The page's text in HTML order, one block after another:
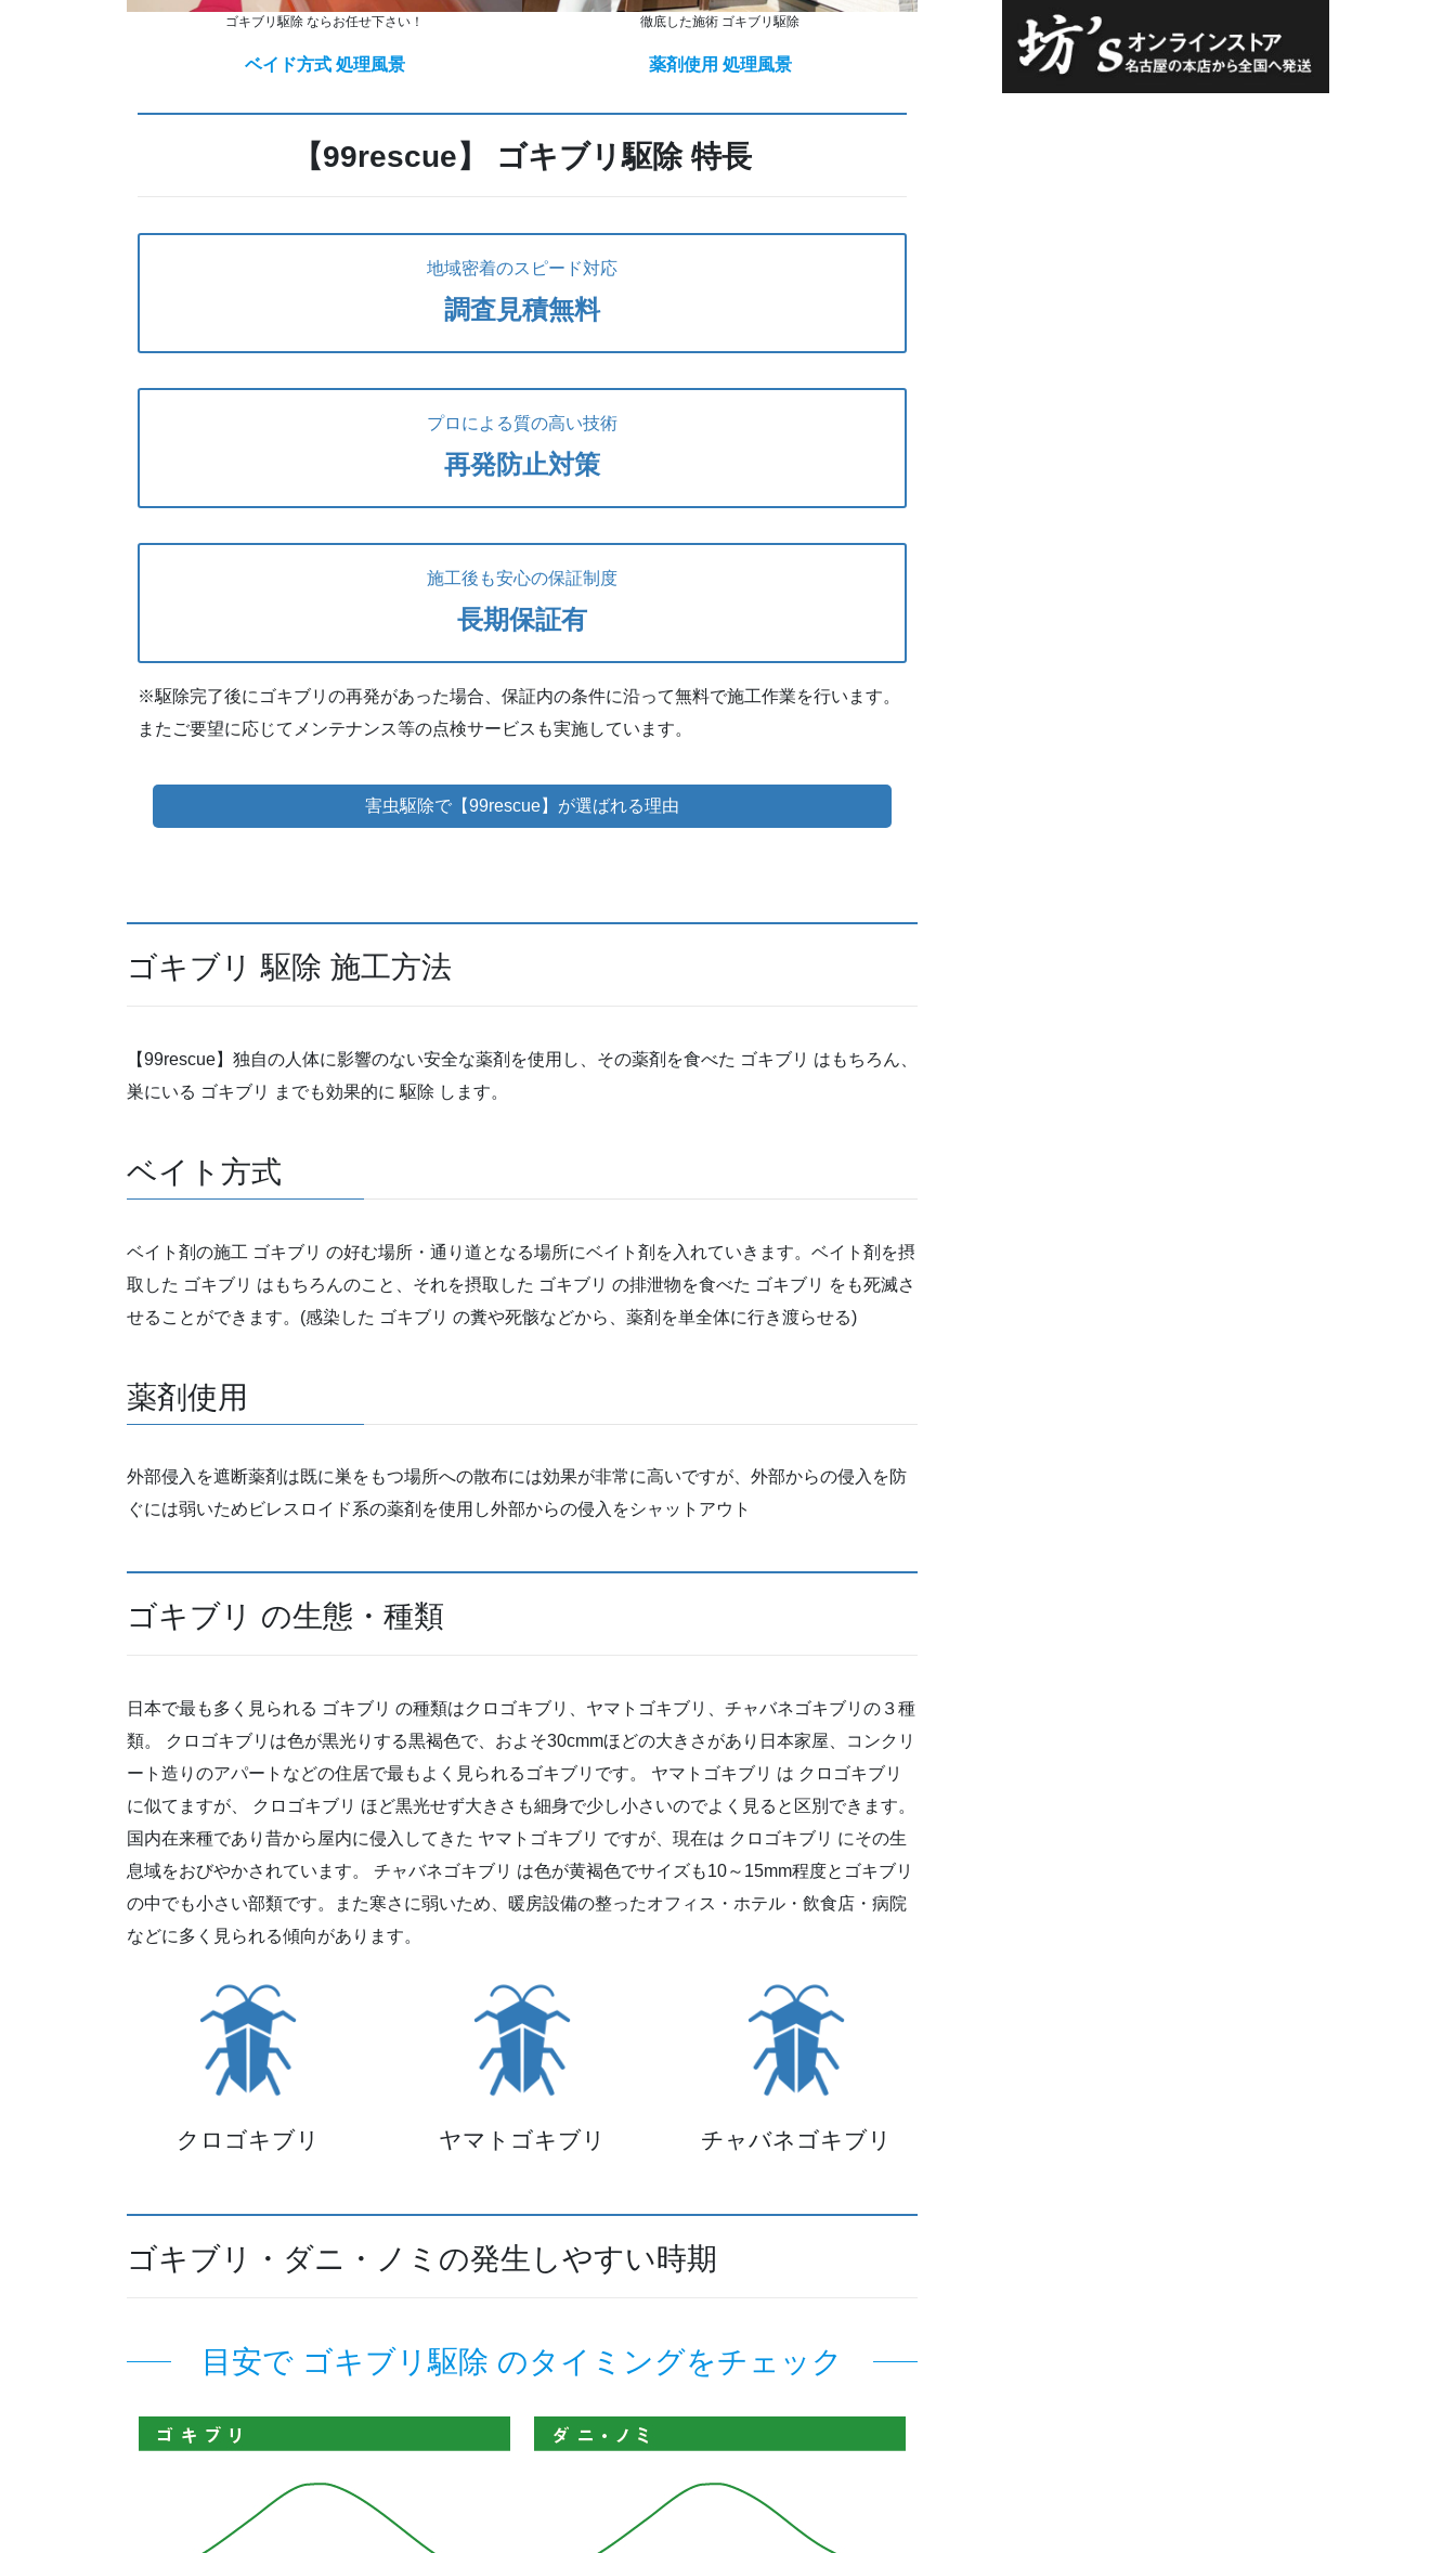
ゴキブリ駆除 ならお任せ下さい！
ベイド方式 処理風景
徹底した施術 ゴキブリ駆除
薬剤使用 処理風景
【99rescue】 ゴキブリ駆除 特長
地域密着のスピード対応
調査見積無料
プロによる質の高い技術
再発防止対策
施工後も安心の保証制度
長期保証有
※駆除完了後にゴキブリの再発があった場合、保証内の条件に沿って無料で施工作業を行います。
またご要望に応じてメンテナンス等の点検サービスも実施しています。
害虫駆除で【99rescue】が選ばれる理由
ゴキブリ 駆除 施工方法
【99rescue】独自の人体に影響のない安全な薬剤を使用し、その薬剤を食べた ゴキブリ はもちろん、
巣にいる ゴキブリ までも効果的に 駆除 します。
ベイト方式
ベイト剤の施工 ゴキブリ の好む場所・通り道となる場所にベイト剤を入れていきます。ベイト剤を摂
取した ゴキブリ はもちろんのこと、それを摂取した ゴキブリ の排泄物を食べた ゴキブリ をも死滅さ
せることができます。(感染した ゴキブリ の糞や死骸などから、薬剤を単全体に行き渡らせる)
薬剤使用
外部侵入を遮断薬剤は既に巣をもつ場所への散布には効果が非常に高いですが、外部からの侵入を防
ぐには弱いためビレスロイド系の薬剤を使用し外部からの侵入をシャットアウト
ゴキブリ の生態・種類
日本で最も多く見られる ゴキブリ の種類はクロゴキブリ、ヤマトゴキブリ、チャバネゴキブリの３種
類。 クロゴキブリは色が黒光りする黒褐色で、およそ30cmmほどの大きさがあり日本家屋、コンクリ
ート造りのアパートなどの住居で最もよく見られるゴキブリです。 ヤマトゴキブリ は クロゴキブリ
に似てますが、 クロゴキブリ ほど黒光せず大きさも細身で少し小さいのでよく見ると区別できます。
国内在来種であり昔から屋内に侵入してきた ヤマトゴキブリ ですが、現在は クロゴキブリ にその生
息域をおびやかされています。 チャバネゴキブリ は色が黄褐色でサイズも10～15mm程度とゴキブリ
の中でも小さい部類です。また寒さに弱いため、暖房設備の整ったオフィス・ホテル・飲食店・病院
などに多く見られる傾向があります。
クロゴキブリ ヤマトゴキブリ チャバネゴキブリ
ゴキブリ・ダニ・ノミの発生しやすい時期
目安で ゴキブリ駆除 のタイミングをチェック